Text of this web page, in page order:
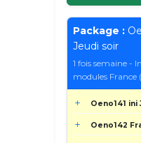
Package :
Jeudi soir
1 fois semaine -
modules France
Oeno141 ini
Oeno142